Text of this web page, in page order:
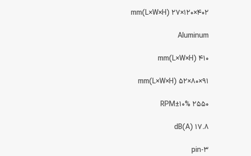
402×120×27 mm(L×W×H)
Aluminum
410 mm(L×W×H)
91×80×52 mm(L×W×H)
2550 RPM±10%
17.8 dB(A)
3-pin